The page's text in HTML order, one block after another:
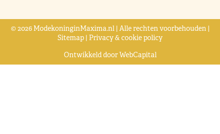
© 2026 ModekoninginMaxima.nl | Alle rechten voorbehouden |
Sitemap | Privacy & cookie policy
Ontwikkeld doorWebCapital